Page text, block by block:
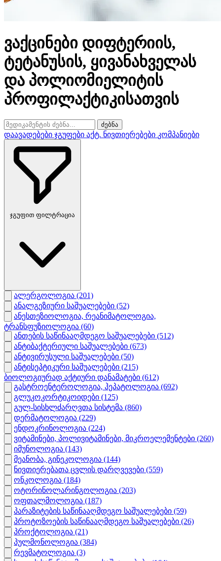
ვაქცინები დიფტერიის,
ტეტანუსის, ყივანახველას
და პოლიომიელიტის
პროფილაქტიკისათვის
ძებნა
დაავადებები ჯგუფები აქტ. ნივთიერებები კომპანიები
ჯგუფით ფილტრაცია
ალერგოლოგია (201)
ანალგეზიური საშუალებები (52)
ანესთეზიოლოგია, რეანიმატოლოგია,
ტრანსფუზიოლოგია (60)
ანთების საწინააღმდეგო საშუალებები (512)
ანტიბაქტერიული საშუალებები (673)
ანტივირუსული საშუალებები (50)
ანტისეპტიკური საშუალებები (215)
ბიოლოგიურად აქტიური დანამატები (612)
გასტროენტეროლოგია, ჰეპატოლოგია (692)
გლუკოკორტიკოიდები (125)
გულ-სისხლძარღვთა სისტემა (860)
დერმატოლოგია (229)
ენდოკრინოლოგია (224)
ვიტამინები, პოლივიტამინები, მიკროელემენტები (260)
იმუნოლოგია (143)
მეანობა, გინეკოლოგია (144)
ნივთიერებათა ცვლის დარღვევები (559)
ონკოლოგია (184)
ოტორინოლარინგოლოგია (203)
ოფთალმოლოგია (187)
პარაზიტების საწინააღმდეგო საშუალებები (59)
პროტოზოების საწინააღმდეგო საშუალებები (26)
პროქტოლოგია (21)
პულმონოლოგია (384)
რევმატოლოგია (3)